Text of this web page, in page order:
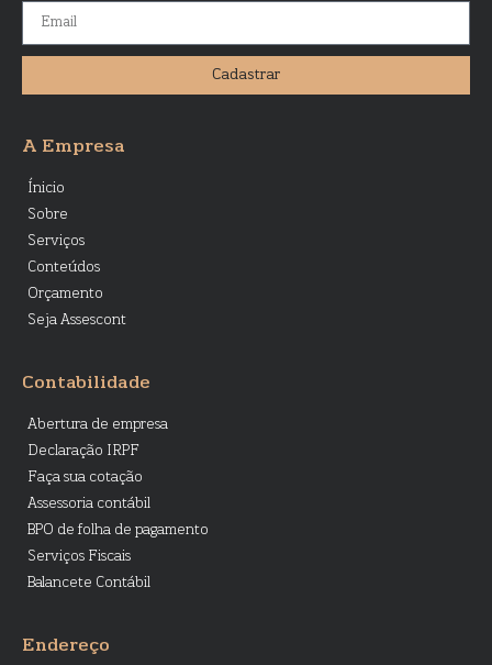
Cadastrar
A Empresa
Ínicio
Sobre
Serviços
Conteúdos
Orçamento
Seja Assescont
Contabilidade
Abertura de empresa
Declaração IRPF
Faça sua cotação
Assessoria contábil
BPO de folha de pagamento
Serviços Fiscais
Balancete Contábil
Endereço